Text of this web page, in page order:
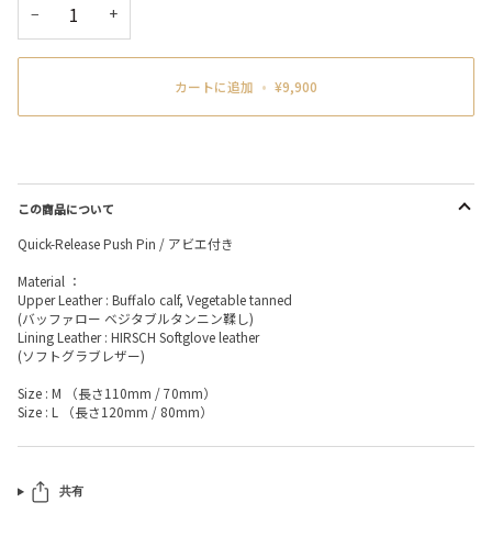
− +
カートに追加 • ¥9,900
この商品について
Quick-Release Push Pin / アビエ付き
Material ：
Upper Leather : Buffalo calf, Vegetable tanned
(バッファロー ベジタブルタンニン鞣し)
Lining Leather : HIRSCH Softglove leather
(ソフトグラブレザー)
Size : M （長さ110mm / 70mm）
Size : L （長さ120mm / 80mm）
共有